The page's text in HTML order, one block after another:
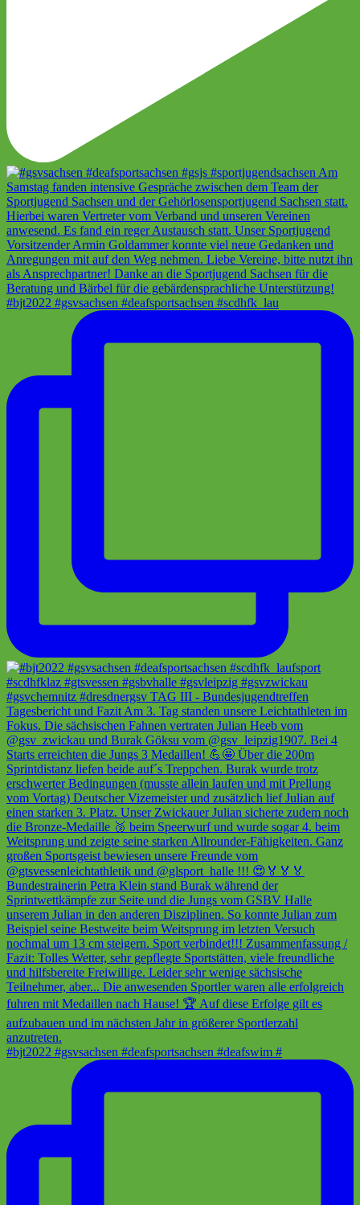
#bjt2022 #gsvsachsen #deafsportsachsen #scdhfk_lau
#bjt2022 #gsvsachsen #deafsportsachsen #deafswim #